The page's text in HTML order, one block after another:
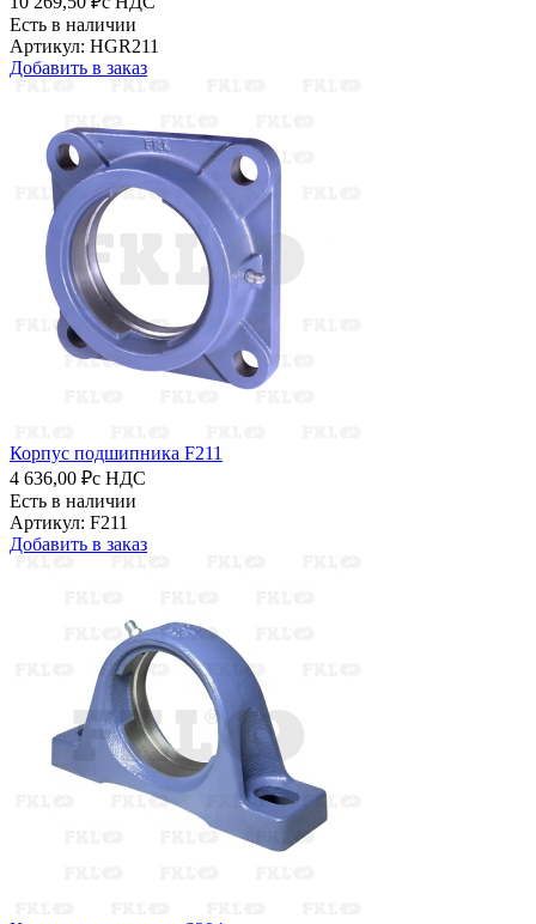
Есть в наличии
Артикул: HGR211
Добавить в заказ
Корпус подшипника F211
4 636,00 ₽с НДС
Есть в наличии
Артикул: F211
Добавить в заказ